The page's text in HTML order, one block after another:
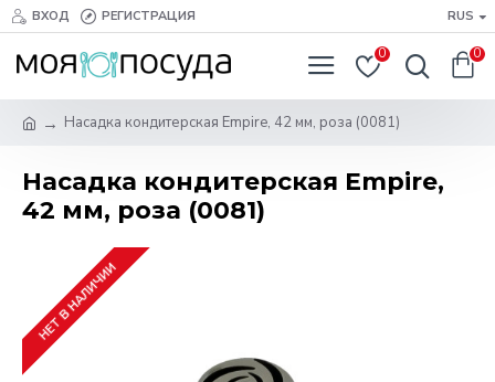
ВХОД РЕГИСТРАЦИЯ RUS
0 0
Насадка кондитерская Empire, 42 мм, роза (0081)
Насадка кондитерская Empire,
42 мм, роза (0081)
НЕТ В НАЛИЧИИ